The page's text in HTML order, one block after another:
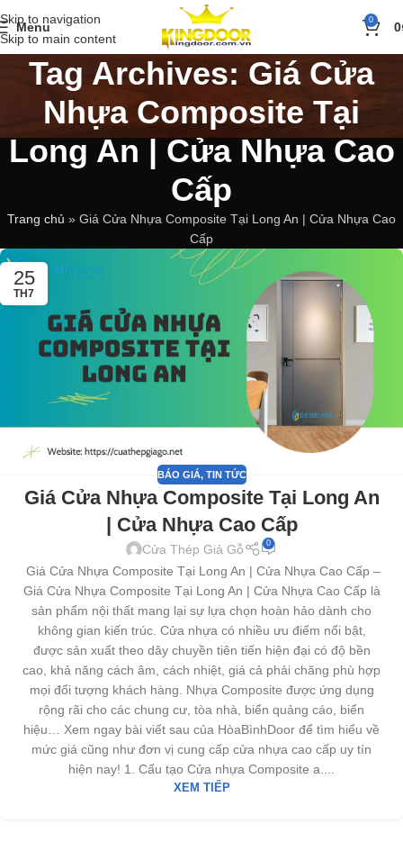
Skip to navigation
Skip to main content
Menu 0 0
Tag Archives: Giá Cửa
Nhựa Composite Tại
Long An | Cửa Nhựa Cao
Cấp
Trang chủ » Giá Cửa Nhựa Composite Tại Long An | Cửa Nhựa Cao
Cấp
25
TH7
BÁO GIÁ, TIN TỨC
Giá Cửa Nhựa Composite Tại Long An
| Cửa Nhựa Cao Cấp
Cửa Thép Giả Gỗ 0
Giá Cửa Nhựa Composite Tại Long An | Cửa Nhựa Cao Cấp –
Giá Cửa Nhựa Composite Tại Long An | Cửa Nhựa Cao Cấp là
sản phẩm nội thất mang lại sự lựa chọn hoàn hảo dành cho
không gian kiến trúc. Cửa nhựa có nhiều ưu điểm nổi bật,
được sản xuất theo dây chuyền tiên tiến hiện đại có độ bền
cao, khả năng cách âm, cách nhiệt, giá cả phải chăng phù hợp
mọi đối tượng khách hàng. Nhựa Composite được ứng dụng
rộng rãi cho các chung cư, tòa nhà, biển quảng cáo, biển
hiệu… Xem ngay bài viết sau của HòaBìnhDoor để tìm hiểu về
mức giá cũng như đơn vị cung cấp cửa nhựa cao cấp uy tín
hiện nay! 1. Cấu tạo Cửa nhựa Composite a....
XEM TIẾP